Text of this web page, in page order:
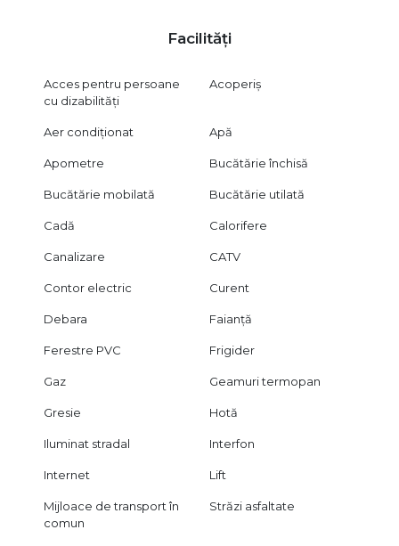
Oferim consultanță gratuită pentru obținerea finanțării prin
CITY IMOB INVEST – alegerea corectă începe cu o
Facilități
Acces pentru persoane
cu dizabilități
Acoperiș
Aer condiționat Apă
Apometre Bucătărie închisă
Bucătărie mobilată Bucătărie utilată
Cadă Calorifere
Canalizare CATV
Contor electric Curent
Debara Faianță
Ferestre PVC Frigider
Gaz Geamuri termopan
Gresie Hotă
Iluminat stradal Interfon
Internet Lift
Mijloace de transport în
comun
Străzi asfaltate